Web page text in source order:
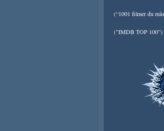
(“1001 filmer du
(”IMDB TOP 100”)